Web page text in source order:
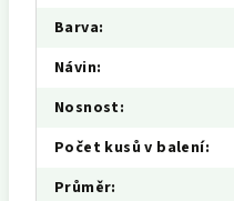
Barva:
Návin:
Nosnost:
Počet kusů v balení:
Průměr: